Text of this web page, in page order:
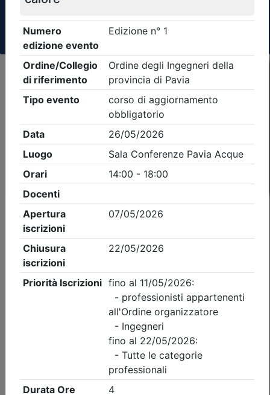
Clicca qui - espandi la sezione dei filtri ricerca
eventi
Criteri di ricerca applicati:
- Tipo Ordine/collegio:Ingegneri
Pavia- Eventi in programma dal
Dettagli evento
Gratuito
Ordine degli Ingegneri della provincia di Pavia
Volafenice Flying Museum - Visita